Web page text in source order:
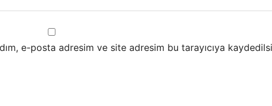
e-posta adresim ve site adresim bu tarayıcıya